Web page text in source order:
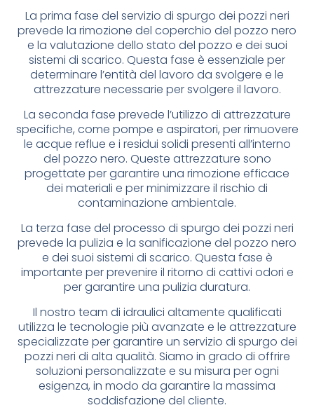
La prima fase del servizio di spurgo dei pozzi neri
prevede la rimozione del coperchio del pozzo nero
e la valutazione dello stato del pozzo e dei suoi
sistemi di scarico. Questa fase è essenziale per
determinare l’entità del lavoro da svolgere e le
attrezzature necessarie per svolgere il lavoro.
La seconda fase prevede l’utilizzo di attrezzature
specifiche, come pompe e aspiratori, per rimuovere
le acque reflue e i residui solidi presenti all’interno
del pozzo nero. Queste attrezzature sono
progettate per garantire una rimozione efficace
dei materiali e per minimizzare il rischio di
contaminazione ambientale.
La terza fase del processo di spurgo dei pozzi neri
prevede la pulizia e la sanificazione del pozzo nero
e dei suoi sistemi di scarico. Questa fase è
importante per prevenire il ritorno di cattivi odori e
per garantire una pulizia duratura.
Il nostro team di idraulici altamente qualificati
utilizza le tecnologie più avanzate e le attrezzature
specializzate per garantire un servizio di spurgo dei
pozzi neri di alta qualità. Siamo in grado di offrire
soluzioni personalizzate e su misura per ogni
esigenza, in modo da garantire la massima
soddisfazione del cliente.